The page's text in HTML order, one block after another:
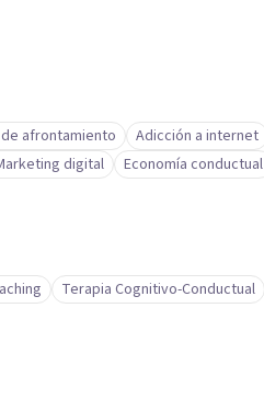
afrontamiento Adicción a internet
digital Economía conductual
Terapia Cognitivo-Conductual